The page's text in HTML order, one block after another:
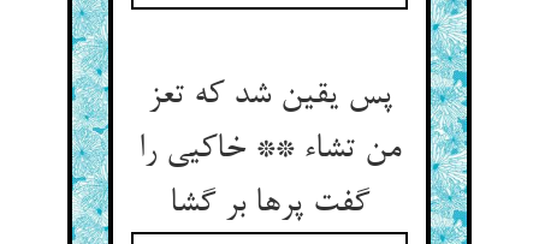
پس یقین شد که تعز
من تشاء ** خاکیی را
گفت پرها بر گشا